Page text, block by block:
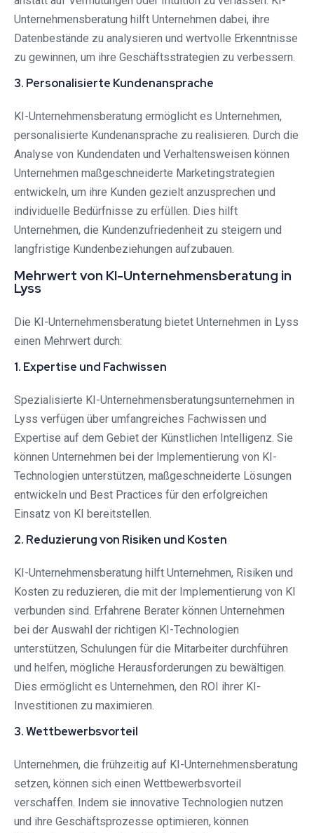
Unternehmensberatung hilft Unternehmen dabei, ihre
Datenbestände zu analysieren und wertvolle Erkenntnisse
zu gewinnen, um ihre Geschäftsstrategien zu verbessern.
3. Personalisierte Kundenansprache
KI-Unternehmensberatung ermöglicht es Unternehmen,
personalisierte Kundenansprache zu realisieren. Durch die
Analyse von Kundendaten und Verhaltensweisen können
Unternehmen maßgeschneiderte Marketingstrategien
entwickeln, um ihre Kunden gezielt anzusprechen und
individuelle Bedürfnisse zu erfüllen. Dies hilft
Unternehmen, die Kundenzufriedenheit zu steigern und
langfristige Kundenbeziehungen aufzubauen.
Mehrwert von KI-Unternehmensberatung in
Lyss
Die KI-Unternehmensberatung bietet Unternehmen in Lyss
einen Mehrwert durch:
1. Expertise und Fachwissen
Spezialisierte KI-Unternehmensberatungsunternehmen in
Lyss verfügen über umfangreiches Fachwissen und
Expertise auf dem Gebiet der Künstlichen Intelligenz. Sie
können Unternehmen bei der Implementierung von KI-
Technologien unterstützen, maßgeschneiderte Lösungen
entwickeln und Best Practices für den erfolgreichen
Einsatz von KI bereitstellen.
2. Reduzierung von Risiken und Kosten
KI-Unternehmensberatung hilft Unternehmen, Risiken und
Kosten zu reduzieren, die mit der Implementierung von KI
verbunden sind. Erfahrene Berater können Unternehmen
bei der Auswahl der richtigen KI-Technologien
unterstützen, Schulungen für die Mitarbeiter durchführen
und helfen, mögliche Herausforderungen zu bewältigen.
Dies ermöglicht es Unternehmen, den ROI ihrer KI-
Investitionen zu maximieren.
3. Wettbewerbsvorteil
Unternehmen, die frühzeitig auf KI-Unternehmensberatung
setzen, können sich einen Wettbewerbsvorteil
verschaffen. Indem sie innovative Technologien nutzen
und ihre Geschäftsprozesse optimieren, können